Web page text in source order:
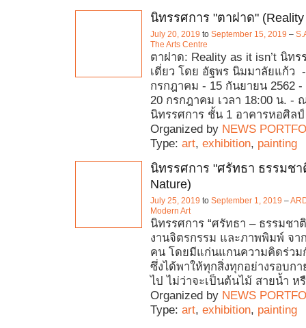
นิทรรศการ "ตาฝาด" (Reality
July 20, 2019 to September 15, 2019 –
The Arts Centre
ตาฝาด: Reality as it isn’t นิทร
เดี่ยว โดย อัฐพร นิมมาลัยแก้ว -
กรกฎาคม - 15 กันยายน 2562
20 กรกฎาคม เวลา 18:00 น. -
นิทรรศการ ชั้น 1 อาคารหอศิลป์
Organized by NEWS
Type: art, exhibition, painting
นิทรรศการ "ศรัทธา ธรรมชา
Nature)
July 25, 2019 to September 1, 2019 –
Modern Art
นิทรรศการ “ศรัทธา – ธรรมชา
งานจิตรกรรม และภาพพิมพ์ จ
คน โดยมีแก่นแกนความคิดร่วมกั
ซึ่งได้พาให้ทุกสิ่งทุกอย่างรอบก
ไป ไม่ว่าจะเป็นต้นไม้ สายน้ำ หรื
Organized by NEWS
Type: art, exhibition, painting